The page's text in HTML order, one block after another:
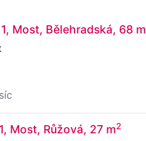
Most, Bělehradská, 68 m
Most, Růžová, 27 m2